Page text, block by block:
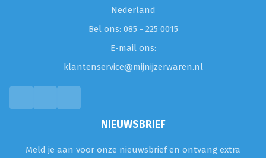
Nederland
Bel ons: 085 - 225 0015
E-mail ons:
klantenservice@mijnijzerwaren.nl
NIEUWSBRIEF
Meld je aan voor onze nieuwsbrief en ontvang extra